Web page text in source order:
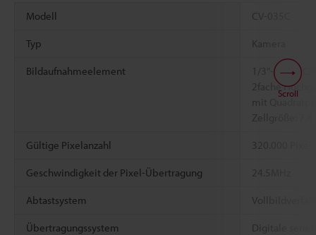
Modell CV-035C
Typ Kamera
Bildaufnahmeelement
1/3"-Farb-
2fache
mit
Zellgröße: 7,4
Gültige Pixelanzahl 320.000 Pixel
Geschwindigkeit der Pixel-Übertragung 24.5MHz
Abtastsystem
Übertragungssystem Digitale
Scroll